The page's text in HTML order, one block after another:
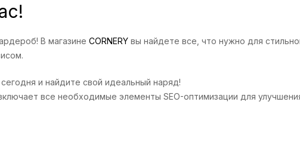
В магазине CORNERY вы найдете все, что нужно для
и найдите свой идеальный наряд!
все необходимые элементы SEO-оптимизации для